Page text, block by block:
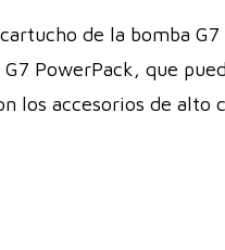
de la bomba
PowerPack, que
los accesorios de